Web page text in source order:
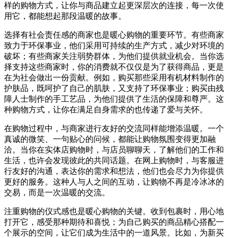
样的购物方式，让你与商品建立起更深层次的连接，每一次使
用它，都能想起那段温暖的故事。
选择有社会责任感的商家也是暖心购物的重要环节。有些商家
致力于环保事业，他们采用可持续的生产方式，减少对环境的
破坏；有些商家关注弱势群体，为他们提供就业机会。当你选
择支持这些商家时，你的消费就不仅仅是为了获得商品，更是
在为社会做出一份贡献。例如，购买那些采用有机材料制作的
护肤品，既呵护了自己的肌肤，又支持了环保事业；购买由残
障人士制作的手工艺品，为他们提供了生活的保障和尊严。这
种购物方式，让你在满足自身需求的也传递了爱与关怀。
在购物过程中，与商家进行友好的交流同样能增添温暖。一个
真诚的微笑、一句贴心的问候，都能让购物氛围变得更加融
洽。当你在实体店购物时，与店员聊聊天，了解他们的工作和
生活，也许会发现彼此的共同话题。在网上购物时，与客服进
行友好的沟通，表达你的需求和想法，他们也会尽力为你提供
更好的服务。这种人与人之间的互动，让购物不再是冷冰冰的
交易，而是一次温暖的交流。
注重购物的仪式感也是暖心购物的关键。收到包裹时，用心地
打开它，感受那种期待和喜悦；为自己购买的商品精心搭配一
个展示的空间，让它们成为生活中的一道风景。比如，为新买